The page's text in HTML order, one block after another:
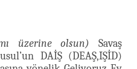
üzerine olsun) Savaş
DAİŞ (DEAŞ,IŞİD)